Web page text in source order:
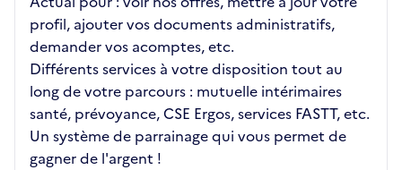
profil, ajouter vos documents administratifs,
demander vos acomptes, etc.
Différents services à votre disposition tout au
long de votre parcours : mutuelle intérimaires
santé, prévoyance, CSE Ergos, services FASTT, etc.
Un système de parrainage qui vous permet de
gagner de l'argent !